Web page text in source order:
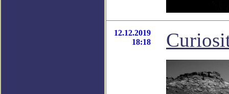
12.12.2019
18:18